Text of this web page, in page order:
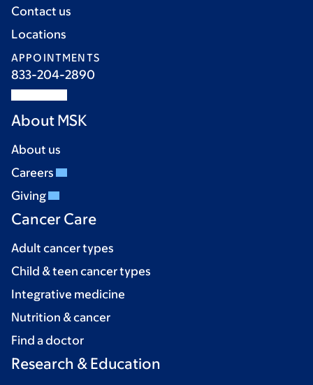
Contact us
Locations
APPOINTMENTS
833-204-2890
About MSK
About us
Careers
Giving
Cancer Care
Adult cancer types
Child & teen cancer types
Integrative medicine
Nutrition & cancer
Find a doctor
Research & Education